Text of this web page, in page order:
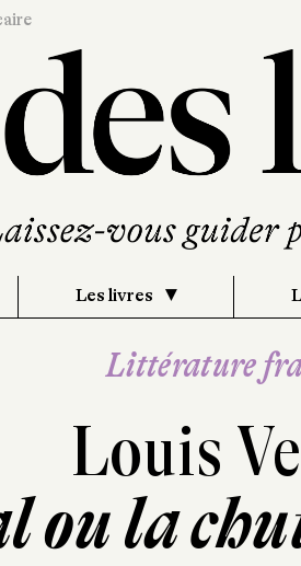
Les livres
Littérature
Louis
ou la